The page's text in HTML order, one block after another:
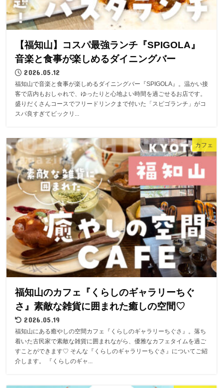
【福知山】コスパ最強ランチ『SPIGOLA』
音楽と食事が楽しめるダイニングバー
2026.05.12
福知山で音楽と食事が楽しめるダイニングバー『SPIGOLA』。温かい接
客で店内もおしゃれで、ゆったりと心地よい時間を過ごせるお店です。
盛りだくさんコースでフリードリンクまで付いた「スピゴランチ」がコ
スパ良すぎてビックリ...
カフェ
福知山のカフェ『くらしのギャラリーちぐ
さ』素敵な雑貨に囲まれた癒しの空間♡
2026.05.19
福知山にある癒やしの空間カフェ『くらしのギャラリーちぐさ』。落ち
着いた古民家で素敵な雑貨に囲まれながら、優雅なカフェタイムを過ご
すことができます♡ そんな『くらしのギャラリーちぐさ』についてご紹
介します。 『くらしのギャ...